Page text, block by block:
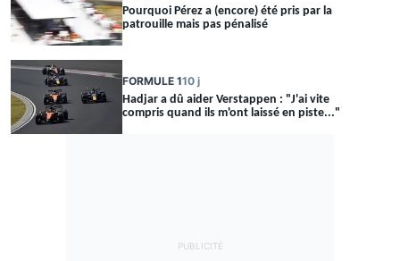
Pourquoi Pérez a (encore) été pris par la
patrouille mais pas pénalisé
FORMULE 110 j
Hadjar a dû aider Verstappen : "J'ai vite
compris quand ils m'ont laissé en piste..."